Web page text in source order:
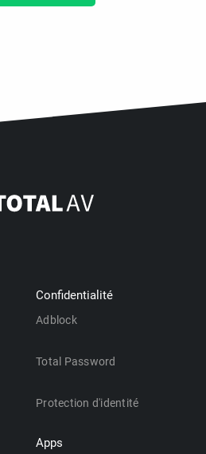
Confidentialité
Adblock
Total Password
Protection d'identité
Apps